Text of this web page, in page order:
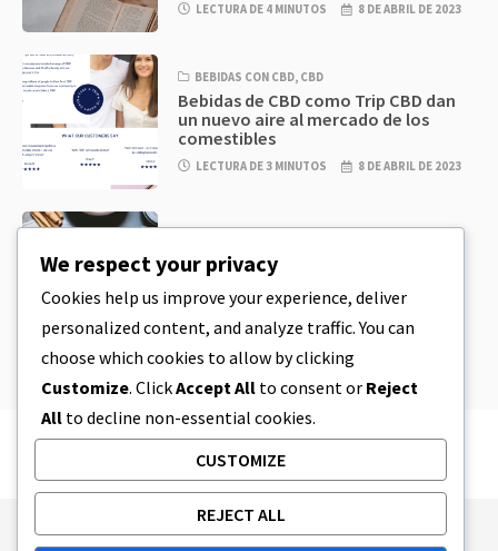
LECTURA DE 4 MINUTOS 8 DE ABRIL DE 2023
BEBIDAS CON CBD, CBD
Bebidas de CBD como Trip CBD dan
un nuevo aire al mercado de los
comestibles
LECTURA DE 3 MINUTOS 8 DE ABRIL DE 2023
Masa de galletas de CBD y
comestibles de CBD increíblemente
sencillos que puedes preparar en
casa
LECTURA DE 4 MINUTOS
Publishing Principles Ethics Policy
We respect your privacy
Cookies help us improve your experience, deliver
personalized content, and analyze traffic. You can
choose which cookies to allow by clicking
Customize. ClickAccept All to consent or Reject
All to decline non-essential cookies.
CUSTOMIZE
REJECT ALL